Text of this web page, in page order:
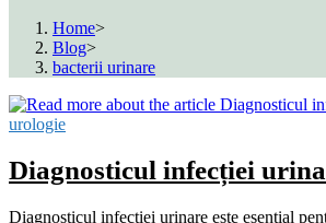
Home>
Blog>
bacterii urinare
urologie
Diagnosticul infecției
Diagnosticul infecției urinare este esențial